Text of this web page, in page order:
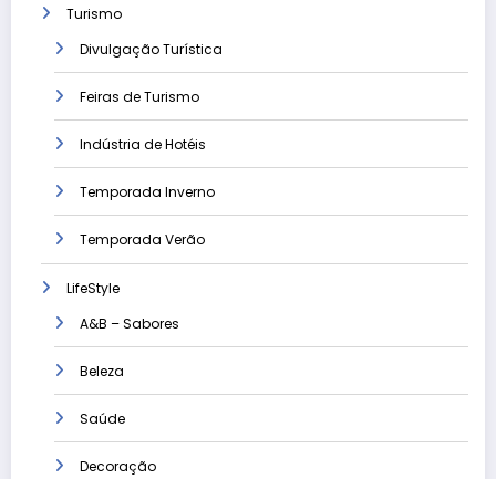
Turismo
Divulgação Turística
Feiras de Turismo
Indústria de Hotéis
Temporada Inverno
Temporada Verão
LifeStyle
A&B – Sabores
Beleza
Saúde
Decoração